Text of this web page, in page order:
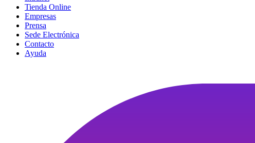
Tienda Online
Empresas
Prensa
Sede Electrónica
Contacto
Ayuda